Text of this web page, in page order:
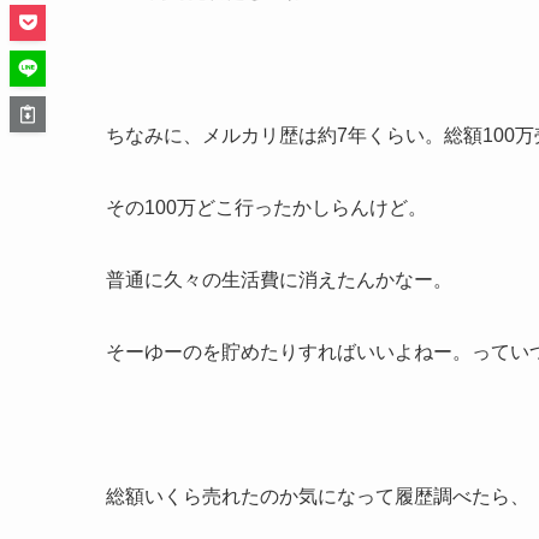
ちなみに、メルカリ歴は約7年くらい。総額100万
その100万どこ行ったかしらんけど。
普通に久々の生活費に消えたんかなー。
そーゆーのを貯めたりすればいいよねー。ってい
総額いくら売れたのか気になって履歴調べたら、